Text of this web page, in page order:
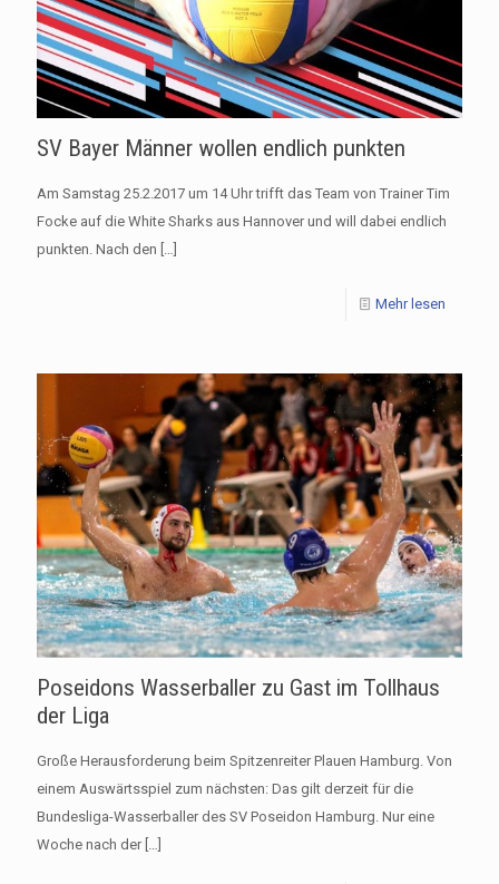
SV Bayer Männer wollen endlich punkten
Am Samstag 25.2.2017 um 14 Uhr trifft das Team von Trainer Tim
Focke auf die White Sharks aus Hannover und will dabei endlich
punkten. Nach den […]
Mehr lesen
Poseidons Wasserballer zu Gast im Tollhaus
der Liga
Große Herausforderung beim Spitzenreiter Plauen Hamburg. Von
einem Auswärtsspiel zum nächsten: Das gilt derzeit für die
Bundesliga-Wasserballer des SV Poseidon Hamburg. Nur eine
Woche nach der[…]